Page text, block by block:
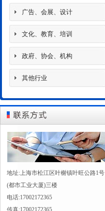
广告、会展、设计
文化、教育、培训
政府、协会、机构
其他行业
地址:上海市松江区叶榭镇叶旺公路1号
(都市工业大厦)三楼
电话:17002172365
传真:17002172365